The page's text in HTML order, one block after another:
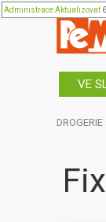
AdministraceAktualizovat
VE
DROGERIE